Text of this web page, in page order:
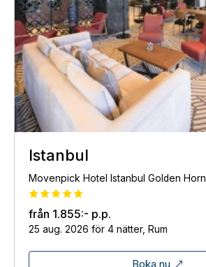
Istanbul
Movenpick Hotel Istanbul Golden Horn
från 1.855:- p.p.
25 aug. 2026 för 4 nätter, Rum
Boka nu